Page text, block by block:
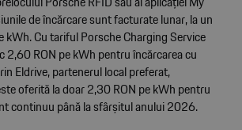
de încărcare sunt facturate lunar, la un
Cu tariful Porsche Charging Service
2,60 RON pe kWh pentru încărcarea cu
Eldrive, partenerul local preferat,
oferită la doar 2,30 RON pe kWh pentru
continuu până la sfârșitul anului 2026.